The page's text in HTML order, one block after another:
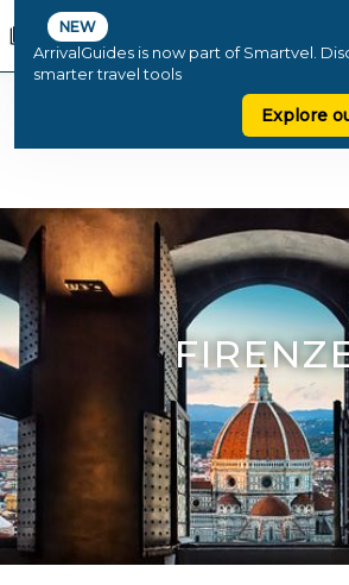
NEW
ArrivalGuides is now part of Smartvel.
smarter travel tools
Explore